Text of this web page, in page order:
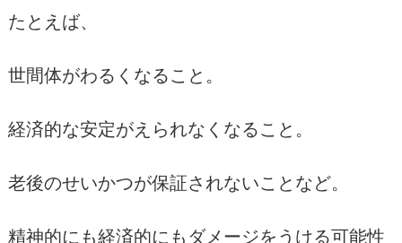
たとえば、
世間体がわるくなること。
経済的な安定がえられなくなること。
老後のせいかつが保証されないことなど。
精神的にも経済的にもダメージをうける可能性